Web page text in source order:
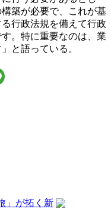
築が必要で、これが基
行政法規を備えて行政
。特に重要なのは、業
と語っている。
」が拓く新